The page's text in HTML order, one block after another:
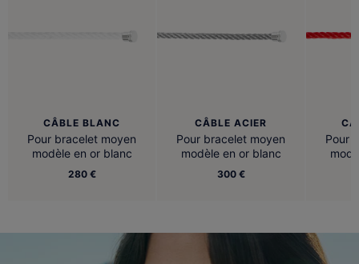
CÂBLE BLANC
Pour bracelet moyen
modèle en or blanc
280 €
CÂBLE ACIER
Pour bracelet moyen
modèle en or blanc
300 €
Pour